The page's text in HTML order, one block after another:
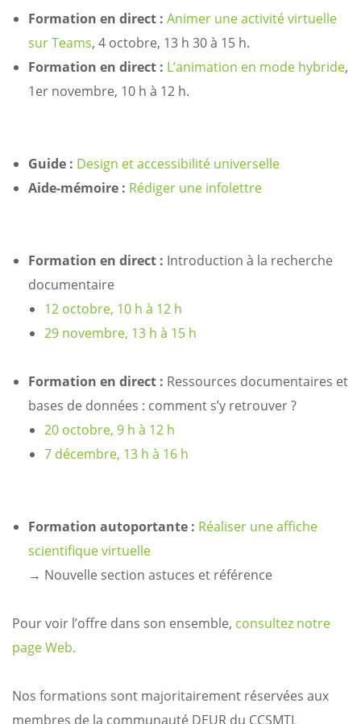
Formation en direct : Animer une activité virtuelle
sur Teams, 4 octobre, 13 h 30 à 15 h.
Formation en direct : L’animation en mode hybride,
1er novembre, 10 h à 12 h.
Guide : Design et accessibilité universelle
Aide-mémoire : Rédiger une infolettre
Formation en direct : Introduction à la recherche
documentaire
12 octobre, 10 h à 12 h
29 novembre, 13 h à 15 h
Formation en direct : Ressources documentaires et
bases de données : comment s’y retrouver ?
20 octobre, 9 h à 12 h
7 décembre, 13 h à 16 h
Formation autoportante : Réaliser une affiche
scientifique virtuelle
→ Nouvelle section astuces et référence
Pour voir l’offre dans son ensemble, consultez notre
page Web.
Nos formations sont majoritairement réservées aux
membres de la communauté DEUR du CCSMTL